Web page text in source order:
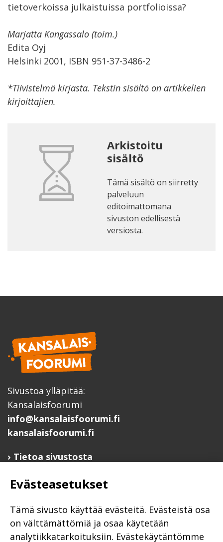
tietoverkoissa julkaistuissa portfolioissa?
Marjatta Kangassalo (toim.)
Edita Oyj
Helsinki 2001, ISBN 951-37-3486-2
*Tiivistelmä kirjasta. Tekstin sisältö on artikkelien
kirjoittajien.
Arkistoitu
sisältö
Tämä sisältö on siirretty
palveluun
editoimattomana
sivuston edellisestä
versiosta.
Sivustoa ylläpitää:
Kansalaisfoorumi
info@kansalaisfoorumi.fi
kansalaisfoorumi.fi
Tietoa sivustosta
Ilmoita järjestösi järjestöhakemistoon
Järjestötietäjä-testi
Anna palautetta
Saavutettavuusseloste
Evästeasetukset
Tämä sivusto käyttää evästeitä. Evästeistä osa
on välttämättömiä ja osaa käytetään
analytiikkatarkoituksiin. Evästekäytäntömme